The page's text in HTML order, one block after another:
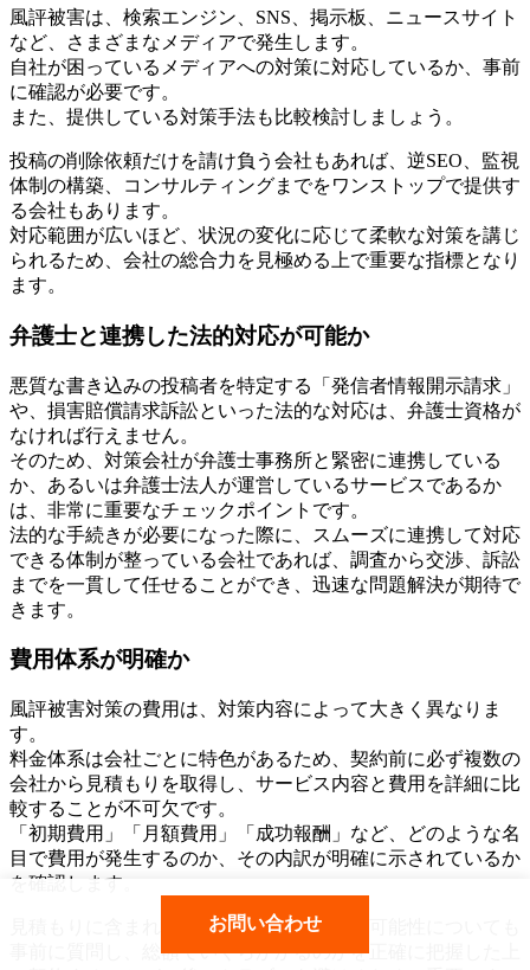
風評被害は、検索エンジン、SNS、掲示板、ニュースサイト
など、さまざまなメディアで発生します。
自社が困っているメディアへの対策に対応しているか、事前
に確認が必要です。
また、提供している対策手法も比較検討しましょう。
投稿の削除依頼だけを請け負う会社もあれば、逆SEO、監視
体制の構築、コンサルティングまでをワンストップで提供す
る会社もあります。
対応範囲が広いほど、状況の変化に応じて柔軟な対策を講じ
られるため、会社の総合力を見極める上で重要な指標となり
ます。
弁護士と連携した法的対応が可能か
悪質な書き込みの投稿者を特定する「発信者情報開示請求」
や、損害賠償請求訴訟といった法的な対応は、弁護士資格が
なければ行えません。
そのため、対策会社が弁護士事務所と緊密に連携している
か、あるいは弁護士法人が運営しているサービスであるか
は、非常に重要なチェックポイントです。
法的な手続きが必要になった際に、スムーズに連携して対応
できる体制が整っている会社であれば、調査から交渉、訴訟
までを一貫して任せることができ、迅速な問題解決が期待で
きます。
費用体系が明確か
風評被害対策の費用は、対策内容によって大きく異なりま
す。
料金体系は会社ごとに特色があるため、契約前に必ず複数の
会社から見積もりを取得し、サービス内容と費用を詳細に比
較することが不可欠です。
「初期費用」「月額費用」「成功報酬」など、どのような名
目で費用が発生するのか、その内訳が明確に示されているか
を確認します。
見積もりに含まれない追加料金が発生する可能性についても
事前に質問し、総額でいくらかかるのかを正確に把握した上
お問い合わせ